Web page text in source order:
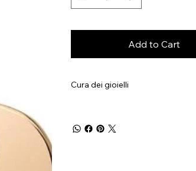
Add to Cart
Cura dei gioielli